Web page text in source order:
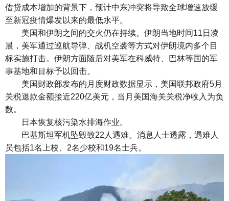
借贷成本增加的背景下，预计中东冲突将导致全球增速放缓
至新冠疫情爆发以来的最低水平。
美国和伊朗之间的交火仍在持续。伊朗当地时间11日凌
晨，美军通过巡航导弹、战机空袭等方式对伊朗境内多个目
标实施打击。伊朗方面随后对美军在科威特、巴林等国的军
事基地和目标予以回击。
美国财政部发布的月度财政数据显示，美国联邦政府5月
关税退款金额接近220亿美元，当月美国海关关税净收入为负
数。
日本恢复核污染水排海作业。
巴基斯坦军机坠毁致22人遇难。消息人士透露，遇难人
员包括1名上校、2名少校和19名士兵。